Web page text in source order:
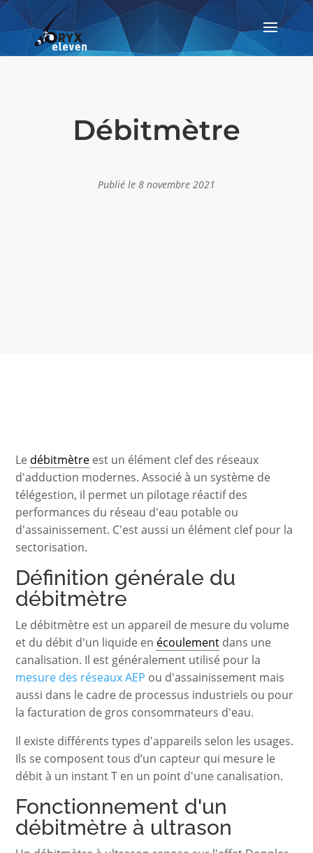
Débitmètre
Publié le 8 novembre 2021
Le débitmètre est un élément clef des réseaux
d'adduction modernes. Associé à un système de
télégestion, il permet un pilotage réactif des
performances du réseau d'eau potable ou
d'assainissement. C'est aussi un élément clef pour la
sectorisation.
Définition générale du
débitmètre
Le débitmètre est un appareil de mesure du volume
et du débit d'un liquide en écoulement dans une
canalisation. Il est généralement utilisé pour la
mesure des réseaux AEP ou d'assainissement mais
aussi dans le cadre de processus industriels ou pour
la facturation de gros consommateurs d'eau.
Il existe différents types d'appareils selon les usages.
Ils se composent tous d’un capteur qui mesure le
débit à un instant T en un point d'une canalisation.
Fonctionnement d'un
débitmètre à ultrason